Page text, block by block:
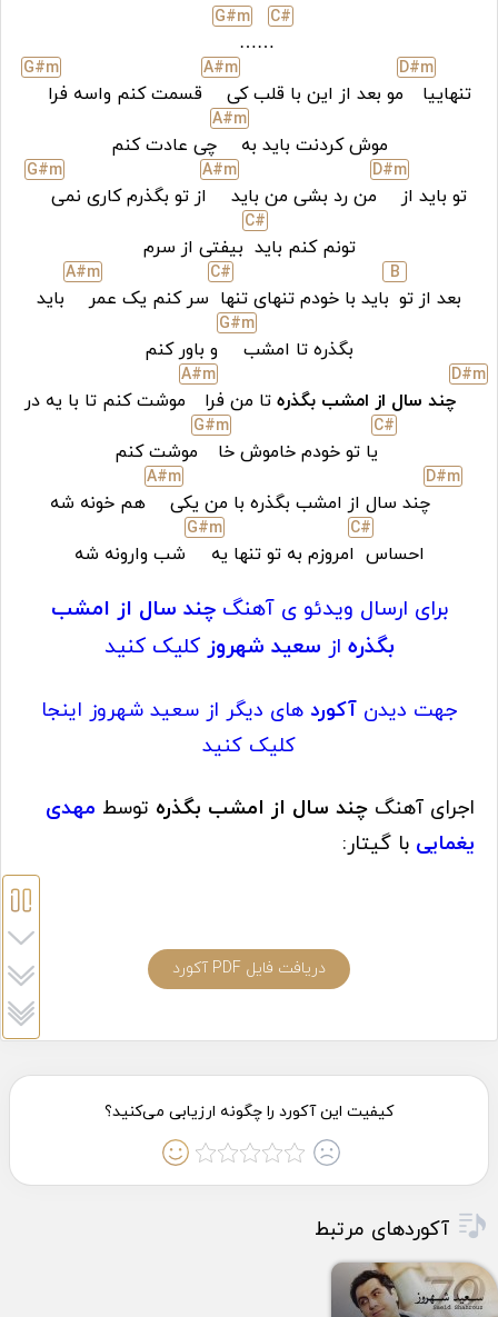
C#
……
G#m
تنهاییا
D#m
مو بعد از این با قلب کی
A#m
قسمت کنم واسه فرا
G#m
موش کردنت باید به
A#m
چی عادت کنم
تو باید از
D#m
من رد بشی من باید
A#m
از تو بگذرم کاری نمی
G#m
تونم کنم باید
C#
بیفتی از سرم
بعد از تو
B
باید با خودم تنهای تنها
C#
سر کنم یک عمر
A#m
باید
بگذره تا امشب
G#m
و باور کنم
D#m
چند سال از امشب بگذره تا من فرا
A#m
موشت کنم تا با یه در
C#
یا تو خودم خاموش خا
G#m
موشت کنم
D#m
چند سال از امشب بگذره با من یکی
A#m
هم خونه شه
احساس
C#
امروزم به تو تنها یه
G#m
شب وارونه شه
برای ارسال ویدئو ی آهنگچند سال از امشب
بگذره از سعید شهروز کلیک کنید
جهت دیدن آکورد های دیگر از سعید شهروز اینجا
کلیک کنید
اجرای آهنگ چند سال از امشب بگذره توسط مهدی
یغمایی با گیتار:
دریافت فایل PDF آکورد
آکوردهای مرتبط